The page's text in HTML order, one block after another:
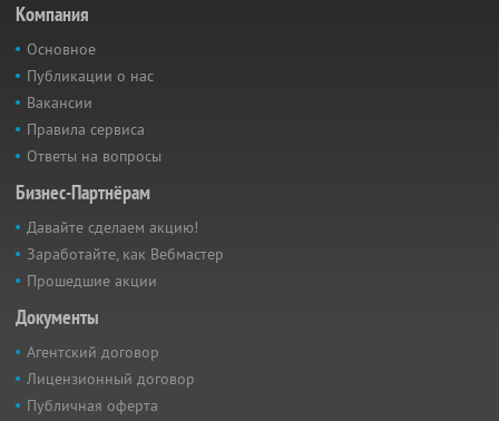
Компания
Основное
Публикации о нас
Вакансии
Правила сервиса
Ответы на вопросы
Бизнес-Партнёрам
Давайте сделаем акцию!
Заработайте, как Вебмастер
Прошедшие акции
Документы
Агентский договор
Лицензионный договор
Публичная оферта